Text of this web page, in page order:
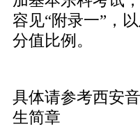
容见“附录一”，
分值比例。
具体请参考西安
生简章